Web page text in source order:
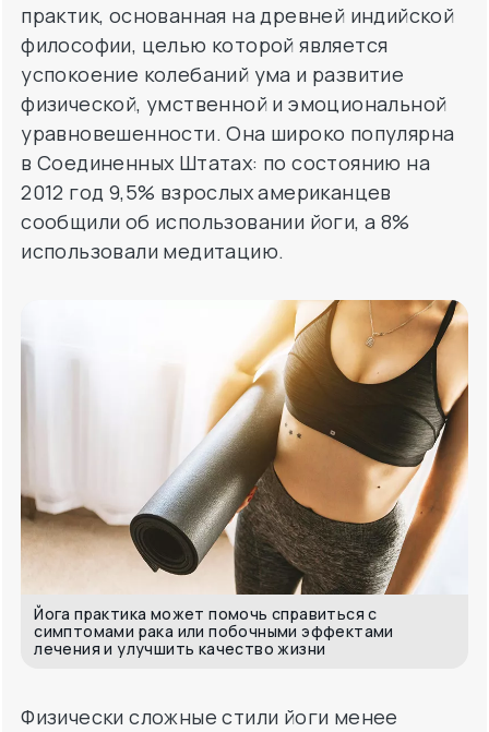
практик, основанная на древней индийской
философии, целью которой является
успокоение колебаний ума и развитие
физической, умственной и эмоциональной
уравновешенности. Она широко популярна
в Соединенных Штатах: по состоянию на
2012 год 9,5% взрослых американцев
сообщили об использовании йоги, а 8%
использовали медитацию.
Йога практика может помочь справиться с
симптомами рака или побочными эффектами
лечения и улучшить качество жизни
Физически сложные стили йоги менее